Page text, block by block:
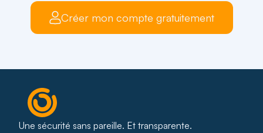
Créer mon compte gratuitement
Une sécurité sans pareille. Et transparente.